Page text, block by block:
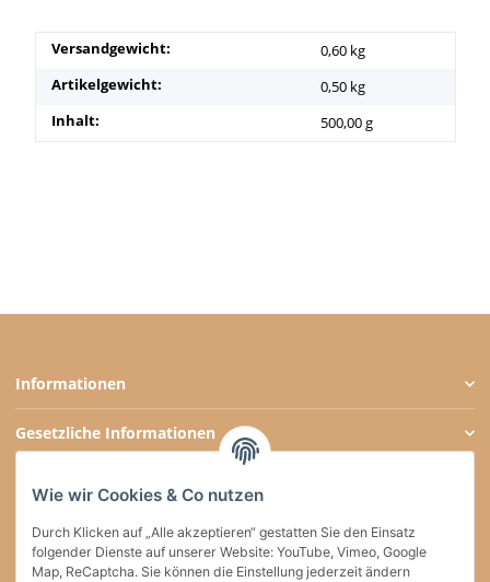
Versandgewicht:
0,60 kg
Artikelgewicht:
0,50 kg
Inhalt:
500,00 g
Informationen
Gesetzliche Informationen
Social Media
Wie wir Cookies & Co nutzen
Durch Klicken auf „Alle akzeptieren“ gestatten Sie den Einsatz
folgender Dienste auf unserer Website: YouTube, Vimeo, Google
Map, ReCaptcha. Sie können die Einstellung jederzeit ändern